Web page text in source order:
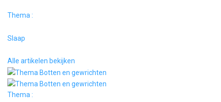
Thema :
Slaap
Alle artikelen bekijken
Thema :